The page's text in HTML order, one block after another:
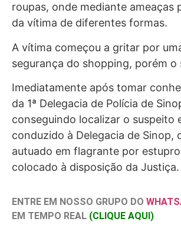
roupas, onde mediante ameaças
da vítima de diferentes formas.
A vítima começou a gritar por
segurança do shopping, porém
Imediatamente após tomar
da 1ª Delegacia de Polícia de
conseguindo localizar o suspeito
conduzido à Delegacia de
autuado em flagrante por
colocado à disposição da Justiça.
ENTRE EM NOSSO GRUPO DO
EM TEMPO REAL (CLIQUE AQUI)